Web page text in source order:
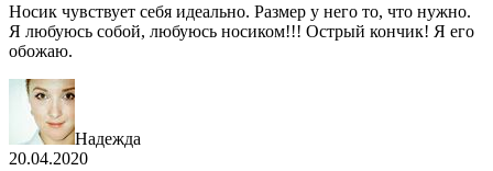
Носик чувствует себя идеально. Размер у него то, что нужно.
Я любуюсь собой, любуюсь носиком!!! Острый кончик! Я его
обожаю.
Надежда
20.04.2020